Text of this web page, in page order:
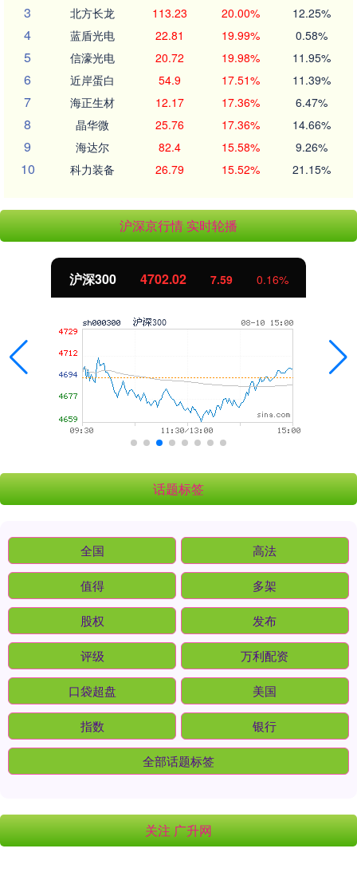
3 北方长龙 113.23 20.00% 12.25%
4 蓝盾光电 22.81 19.99% 0.58%
5 信濠光电 20.72 19.98% 11.95%
6 近岸蛋白 54.9 17.51% 11.39%
7 海正生材 12.17 17.36% 6.47%
8 晶华微 25.76 17.36% 14.66%
9 海达尔 82.4 15.58% 9.26%
10 科力装备 26.79 15.52% 21.15%
沪深京行情 实时轮播
0.16% 北证50 1122.88
话题标签
全国 高法
值得 多架
股权 发布
评级 万利配资
口袋超盘 美国
指数 银行
全部话题标签
关注 广升网